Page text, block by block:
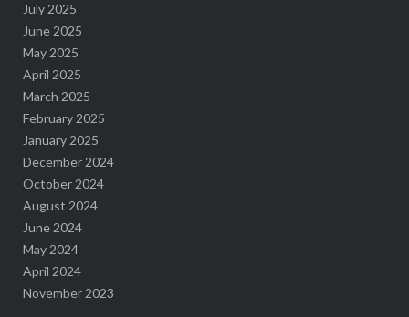
July 2025
June 2025
May 2025
April 2025
March 2025
February 2025
January 2025
December 2024
October 2024
August 2024
June 2024
May 2024
April 2024
November 2023